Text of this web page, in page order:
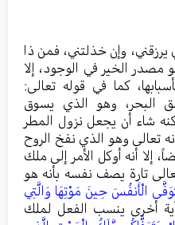
وإن خذلتني، فمن ذا
مصدر الخير في الوجود، إلا
كما في قوله تعالى:
البحر، وهو الذي يسوق
شاء أن يجعل نزول المطر
تعالى وهو الذي نفخ الروح
إلا أنه أوكل الأمر إلى ملك
تارة يصف نفسه بأنه هو
الْأَنفُسَ حِينَ مَوْتِهَا وَالَّتِي
أخرى ينسب الفعل لملك